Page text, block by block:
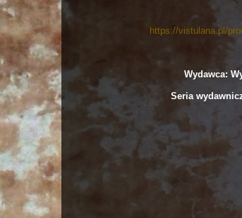
https://vistulana.pl/
Wydawca:
Seria